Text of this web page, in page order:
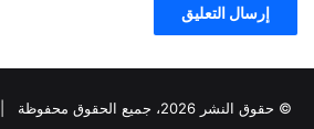
© حقوق النشر 2026، جميع الحقوق محفوظة |